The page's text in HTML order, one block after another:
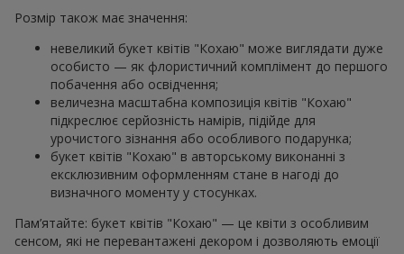
Розмір також має значення:
невеликий букет квітів "Кохаю" може виглядати дуже
особисто — як флористичний комплімент до першого
побачення або освідчення;
величезна масштабна композиція квітів "Кохаю"
підкреслює серйозність намірів, підійде для
урочистого зізнання або особливого подарунка;
букет квітів "Кохаю" в авторському виконанні з
ексклюзивним оформленням стане в нагоді до
визначного моменту у стосунках.
Пам’ятайте: букет квітів "Кохаю" — це квіти з особливим
сенсом, які не перевантажені декором і дозволяють емоції